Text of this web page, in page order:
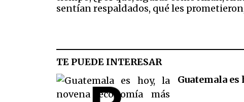
sentían respaldados, qué les
TE PUEDE INTERESAR
Guatemala